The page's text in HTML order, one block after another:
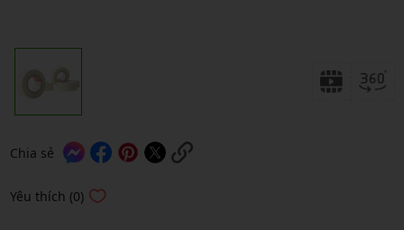
Chia sẻ
Yêu thích (0)